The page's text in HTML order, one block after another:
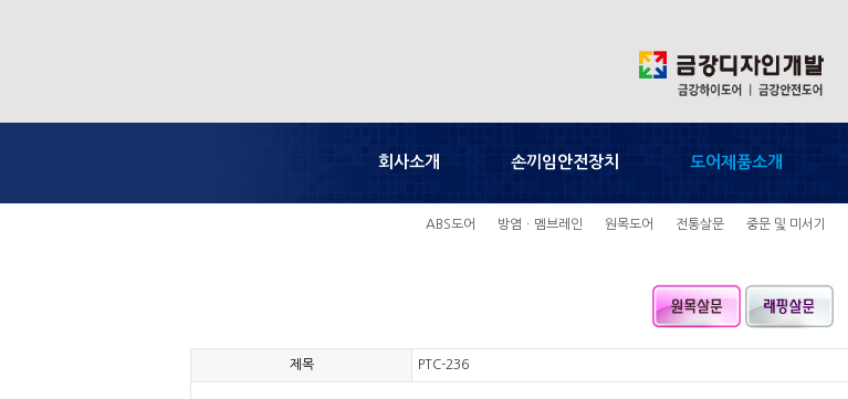
회사소개 손끼임안전장치 도어제품소개
ABS도어 방염ㆍ멤브레인 원목도어 전통살문 중문 및 미서기
제목 PTC-236